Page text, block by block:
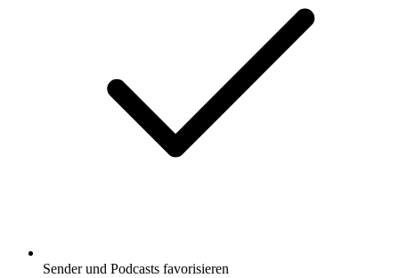
Sender und Podcasts favorisieren